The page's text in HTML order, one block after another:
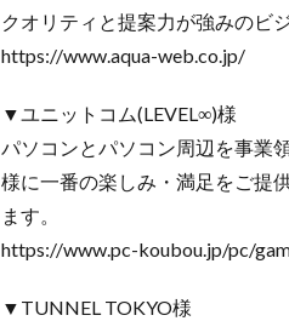
クオリティと提案力が強みのビ
https://www.aqua-web.co.jp/
▼ユニットコム(LEVEL∞)様
パソコンとパソコン周辺を事業
様に一番の楽しみ・満足をご提
ます。
https://www.pc-koubou.jp/pc/
▼TUNNEL TOKYO様